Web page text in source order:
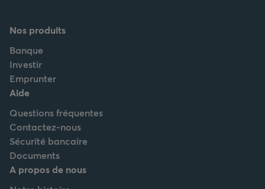
Nos produits
Banque
Investir
Emprunter
Aide
Questions fréquentes
Contactez-nous
Sécurité bancaire
Documents
A propos de nous